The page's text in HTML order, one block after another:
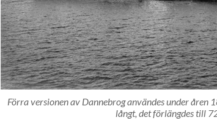
Förra versionen av Dannebrog användes under
långt, det förlängdes till